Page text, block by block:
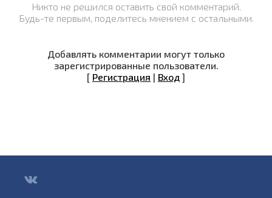
Никто не решился оставить свой комментарий.
Будь-те первым, поделитесь мнением с остальными.
Добавлять комментарии могут только
зарегистрированные пользователи.
[ Регистрация | Вход ]